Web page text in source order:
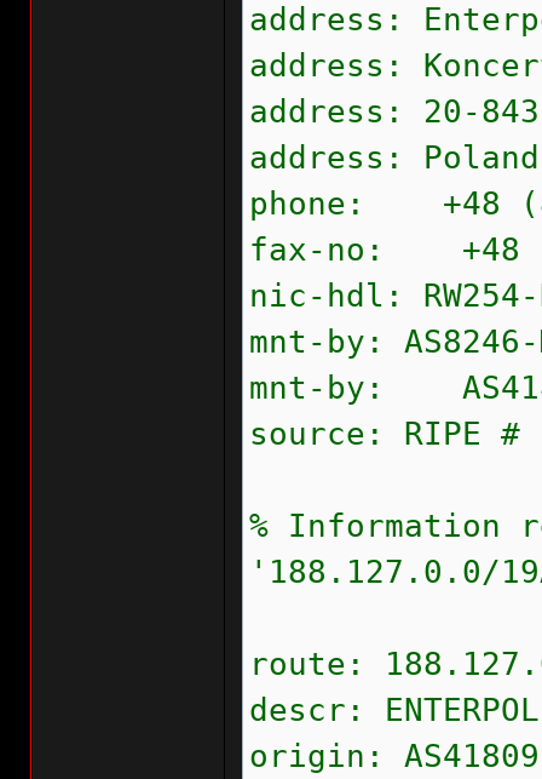
address:
address:
address: 20-
address: Poland
phone: +48
fax-no: +48
nic-hdl: RW254-
mnt-by: AS8246-
mnt-by:
source: RIPE
% Information
'188.127.0.0/
route:
descr: ENTERPOL
origin: AS41809